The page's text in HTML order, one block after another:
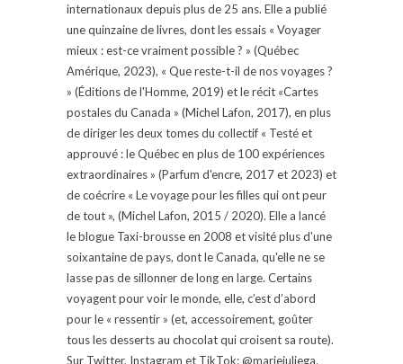
internationaux depuis plus de 25 ans. Elle a publié
une quinzaine de livres, dont les essais « Voyager
mieux : est-ce vraiment possible ? » (Québec
Amérique, 2023), « Que reste-t-il de nos voyages ?
» (Éditions de l'Homme, 2019) et le récit «Cartes
postales du Canada » (Michel Lafon, 2017), en plus
de diriger les deux tomes du collectif « Testé et
approuvé : le Québec en plus de 100 expériences
extraordinaires » (Parfum d'encre, 2017 et 2023) et
de coécrire « Le voyage pour les filles qui ont peur
de tout », (Michel Lafon, 2015 / 2020). Elle a lancé
le blogue Taxi-brousse en 2008 et visité plus d'une
soixantaine de pays, dont le Canada, qu'elle ne se
lasse pas de sillonner de long en large. Certains
voyagent pour voir le monde, elle, c’est d’abord
pour le « ressentir » (et, accessoirement, goûter
tous les desserts au chocolat qui croisent sa route).
Sur Twitter, Instagram et TikTok: @mariejuliega.